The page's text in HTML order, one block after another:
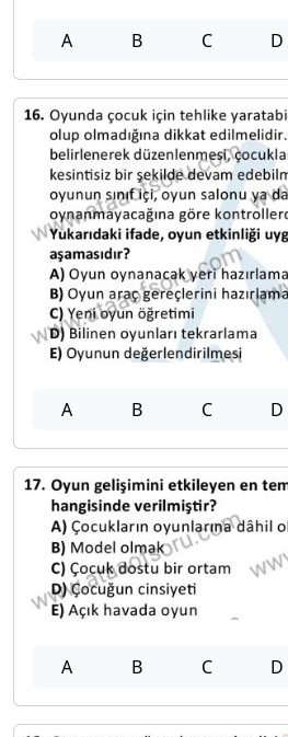
A B C D
A B C D
A B C D